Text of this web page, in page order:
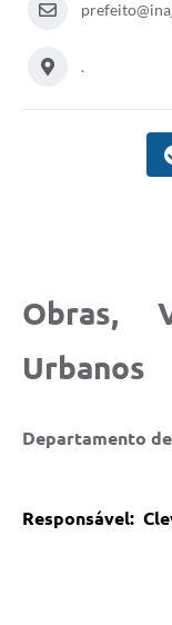
.
Obras,
Urbanos
Departamento
Responsável: